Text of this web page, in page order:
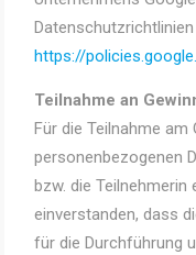
https://
Teilnahme an
Für die Teilnahme
personenbezogenen
bzw. die
einverstanden, dass
für die Durchführung